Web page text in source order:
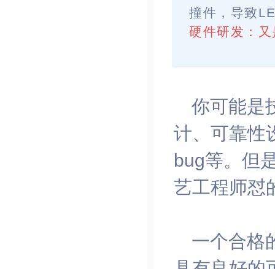
撞件，导致
硬件研发：
你可能是
计、可靠性
bug等。 但
艺工程师怼
一个合格